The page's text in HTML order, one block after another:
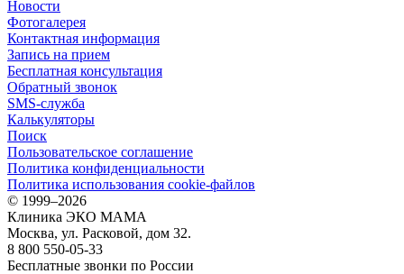
Новости
Фотогалерея
Контактная информация
Запись на прием
Бесплатная консультация
Обратный звонок
SMS-служба
Калькуляторы
Поиск
Пользовательское соглашение
Политика конфиденциальности
Политика использования cookie-файлов
© 1999–2026
Клиника ЭКО МАМА
Москва, ул. Расковой, дом 32.
8 800 550-05-33
Бесплатные звонки по России